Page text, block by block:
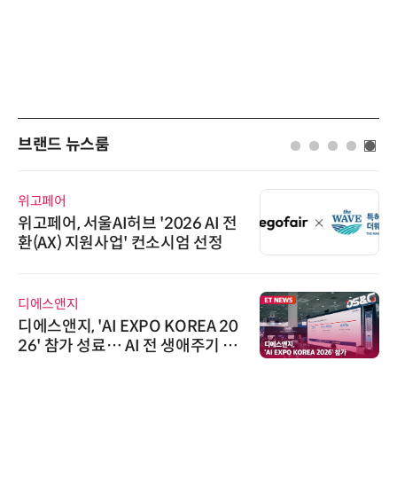
브랜드 뉴스룸
위고페어
위고페어, 서울AI허브 '2026 AI 전
환(AX) 지원사업' 컨소시엄 선정
디에스앤지
디에스앤지, 'AI EXPO KOREA 20
26' 참가 성료… AI 전 생애주기 아